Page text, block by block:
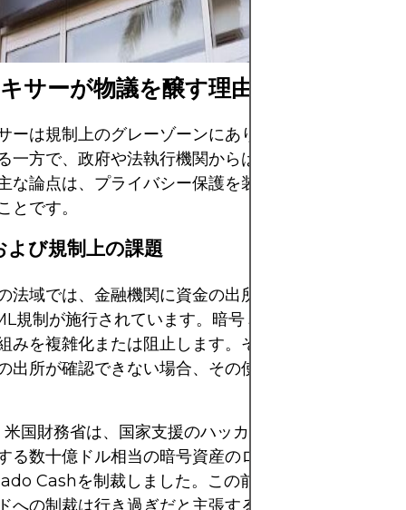
サーが物議を醸す理由
ーは規制上のグレーゾーンにあり、プライバシー擁
一方で、政府や法執行機関からは厳しい監視の目に
な論点は、プライバシー保護を装って違法行為を助
とです。
よび規制上の課題
法域では、金融機関に資金の出所と送金先の追跡を
規制が施行されています。暗号ミキサーは、その設
みを複雑化または阻止します。そのため、多くの規
出所が確認できない場合、その使用を疑わしいもの
国財務省は、国家支援のハッカー集団を含むサイバ
る数十億ドル相当の暗号資産のロンダリングに関与
Cashを制裁しました。この前例のない動きは、
への制裁は行き過ぎだと主張する分散化推進派から